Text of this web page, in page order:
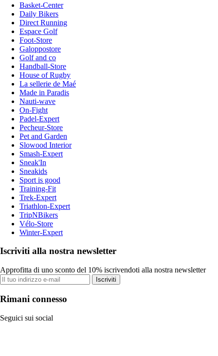
Basket-Center
Daily Bikers
Direct Running
Espace Golf
Foot-Store
Galoppostore
Golf and co
Handball-Store
House of Rugby
La sellerie de Maé
Made in Paradis
Nauti-wave
On-Fight
Padel-Expert
Pecheur-Store
Pet and Garden
Slowood Interior
Smash-Expert
Sneak'In
Sneakids
Sport is good
Training-Fit
Trek-Expert
Triathlon-Expert
TripNBikers
Vélo-Store
Winter-Expert
Iscriviti alla nostra newsletter
Approfitta di uno sconto del 10% iscrivendoti alla nostra newsletter
Iscriviti
Rimani connesso
Seguici sui social